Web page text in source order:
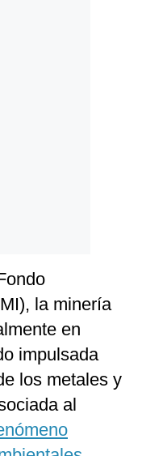
la minería
en
impulsada
los metales y
al